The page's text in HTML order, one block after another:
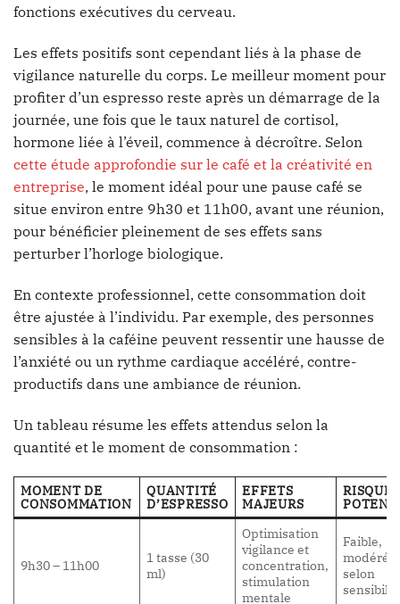
fonctions exécutives du cerveau.
Les effets positifs sont cependant liés à la phase de
vigilance naturelle du corps. Le meilleur moment pour
profiter d’un espresso reste après un démarrage de la
journée, une fois que le taux naturel de cortisol,
hormone liée à l’éveil, commence à décroître. Selon
cette étude approfondie sur le café et la créativité en
entreprise, le moment idéal pour une pause café se
situe environ entre 9h30 et 11h00, avant une réunion,
pour bénéficier pleinement de ses effets sans
perturber l’horloge biologique.
En contexte professionnel, cette consommation doit
être ajustée à l’individu. Par exemple, des personnes
sensibles à la caféine peuvent ressentir une hausse de
l’anxiété ou un rythme cardiaque accéléré, contre-
productifs dans une ambiance de réunion.
Un tableau résume les effets attendus selon la
quantité et le moment de consommation :
MOMENT DE
CONSOMMATION
QUANTITÉ
D’ESPRESSO
EFFETS
MAJEURS
RISQUES
9h30 – 11h00
1 tasse (30
ml)
Optimisation
vigilance et
concentration,
stimulation
mentale
Faible,
modérée
selon